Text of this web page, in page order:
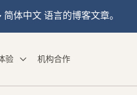
体中文 语言的博客文章。
验 机构合作